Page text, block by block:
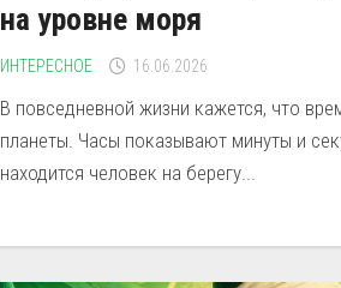
на уровне моря
ИНТЕРЕСНОЕ 16.06.2026
В повседневной жизни кажется, что
планеты. Часы показывают минуты и
находится человек на берегу...